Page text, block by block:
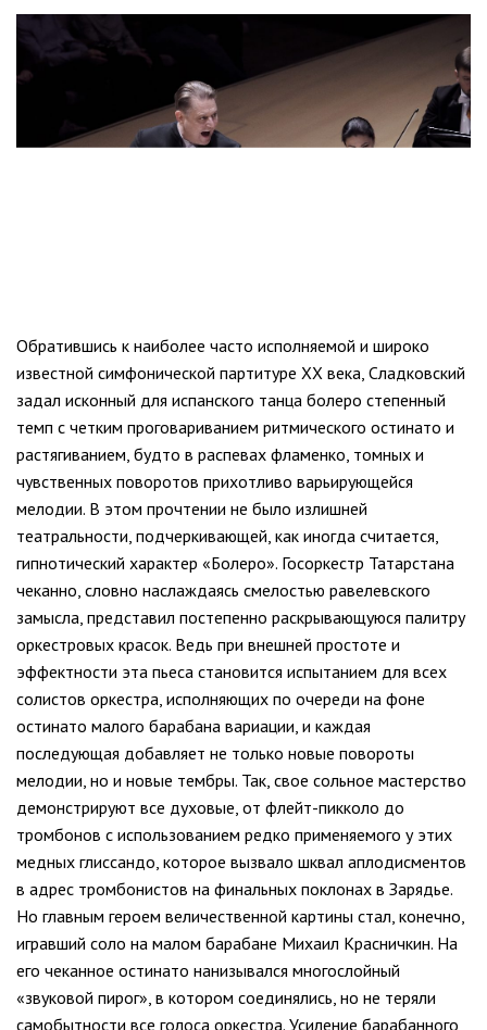
Обратившись к наиболее часто исполняемой и широко
известной симфонической партитуре ХХ века, Сладковский
задал исконный для испанского танца болеро степенный
темп с четким проговариванием ритмического остинато и
растягиванием, будто в распевах фламенко, томных и
чувственных поворотов прихотливо варьирующейся
мелодии. В этом прочтении не было излишней
театральности, подчеркивающей, как иногда считается,
гипнотический характер «Болеро». Госоркестр Татарстана
чеканно, словно наслаждаясь смелостью равелевского
замысла, представил постепенно раскрывающуюся палитру
оркестровых красок. Ведь при внешней простоте и
эффектности эта пьеса становится испытанием для всех
солистов оркестра, исполняющих по очереди на фоне
остинато малого барабана вариации, и каждая
последующая добавляет не только новые повороты
мелодии, но и новые тембры. Так, свое сольное мастерство
демонстрируют все духовые, от флейт-пикколо до
тромбонов с использованием редко применяемого у этих
медных глиссандо, которое вызвало шквал аплодисментов
в адрес тромбонистов на финальных поклонах в Зарядье.
Но главным героем величественной картины стал, конечно,
игравший соло на малом барабане Михаил Красничкин. На
его чеканное остинато нанизывался многослойный
«звуковой пирог», в котором соединялись, но не теряли
самобытности все голоса оркестра. Усиление барабанного